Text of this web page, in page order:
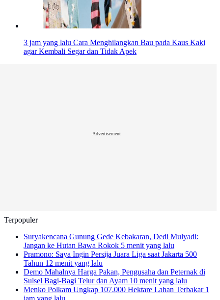
3 jam yang lalu Cara Menghilangkan Bau pada Kaus Kaki
agar Kembali Segar dan Tidak Apek
Advertisement
Terpopuler
Suryakencana Gunung Gede Kebakaran, Dedi Mulyadi:
Jangan ke Hutan Bawa Rokok 5 menit yang lalu
Pramono: Saya Ingin Persija Juara Liga saat Jakarta 500
Tahun 12 menit yang lalu
Demo Mahalnya Harga Pakan, Pengusaha dan Peternak di
Sulsel Bagi-Bagi Telur dan Ayam 10 menit yang lalu
Menko Polkam Ungkap 107.000 Hektare Lahan Terbakar 1